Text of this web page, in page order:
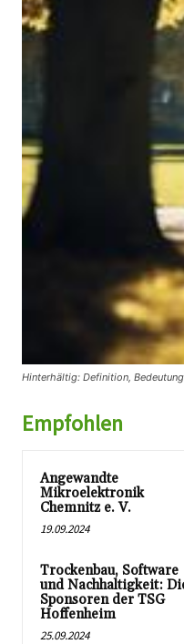
Hinterhältig: Definition,
Empfohlen
Angewandte
Mikroelektronik
Chemnitz e. V.
19.09.2024
Trockenbau, Software
und Nachhaltigkeit:
Sponsoren der TSG
Hoffenheim
25.09.2024